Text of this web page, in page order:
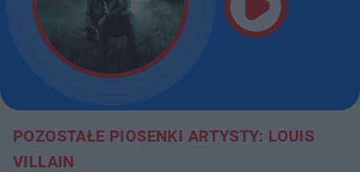
POZOSTAŁE PIOSENKI ARTYSTY: LOUIS
VILLAIN